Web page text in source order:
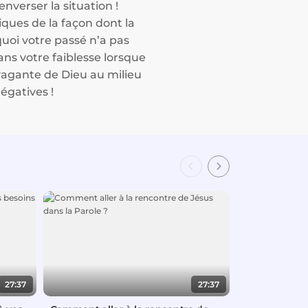
la situation !
de la façon dont la
votre passé n’a pas
votre faiblesse lorsque
de Dieu au milieu
!
27:37 27:37